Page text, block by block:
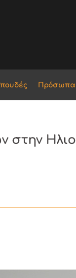
Πρόσωπα
στην